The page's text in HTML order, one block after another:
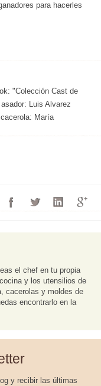
para hacerles
"Colección Cast de
Luis Alvarez
María
el chef en tu propia
y los utensilios de
cacerolas y moldes de
encontrarlo en la
y recibir las últimas